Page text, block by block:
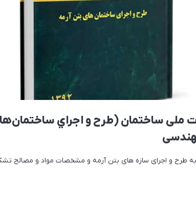
ملی ساختمان (طرح و اجراي
طرح و اجرای سازه های بتن آرمه و مشخصات مواد و مصالح